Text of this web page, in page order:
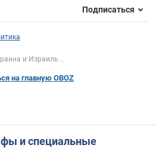
Подписаться
и Израиль...
на главную OBOZ
и специальные